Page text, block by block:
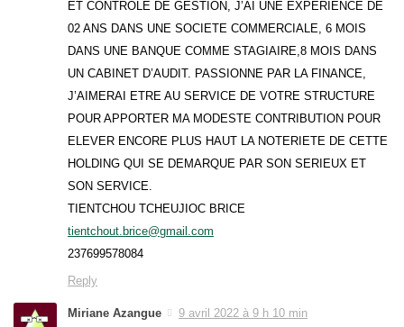
ET CONTROLE DE GESTION, J’AI UNE EXPERIENCE DE
02 ANS DANS UNE SOCIETE COMMERCIALE, 6 MOIS
DANS UNE BANQUE COMME STAGIAIRE,8 MOIS DANS
UN CABINET D’AUDIT. PASSIONNE PAR LA FINANCE,
J’AIMERAI ETRE AU SERVICE DE VOTRE STRUCTURE
POUR APPORTER MA MODESTE CONTRIBUTION POUR
ELEVER ENCORE PLUS HAUT LA NOTERIETE DE CETTE
HOLDING QUI SE DEMARQUE PAR SON SERIEUX ET
SON SERVICE.
TIENTCHOU TCHEUJIOC BRICE
tientchout.brice@gmail.com
237699578084
Reply
Miriane Azangue
9 avril 2022 à 9 h 10 min